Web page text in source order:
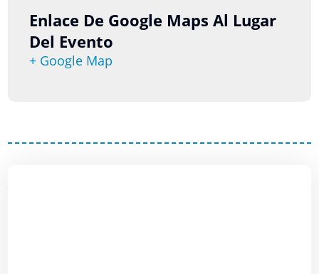
Enlace De Google Maps Al Lugar
Del Evento
+ Google Map